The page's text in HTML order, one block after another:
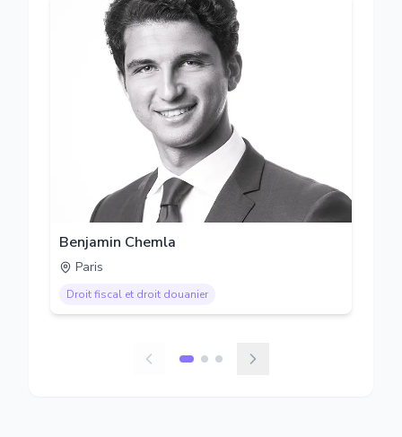
Benjamin Chemla
Paris
Droit fiscal et droit douanier